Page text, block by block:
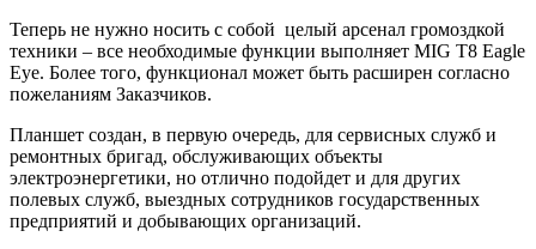
Теперь не нужно носить с собой целый арсенал громоздкой
техники – все необходимые функции выполняет MIG T8 Eagle
Eye. Более того, функционал может быть расширен согласно
пожеланиям Заказчиков.
Планшет создан, в первую очередь, для сервисных служб и
ремонтных бригад, обслуживающих объекты
электроэнергетики, но отлично подойдет и для других
полевых служб, выездных сотрудников государственных
предприятий и добывающих организаций.